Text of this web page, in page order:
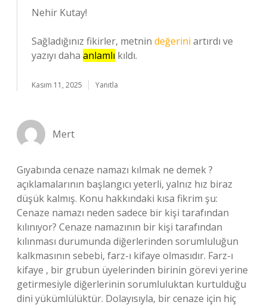
Nehir Kutay!
Sağladığınız fikirler, metnin değerini artırdı ve
yazıyı daha anlamlı kıldı.
Kasım 11, 2025 Yanıtla
Mert
Gıyabında cenaze namazı kılmak ne demek ?
açıklamalarının başlangıcı yeterli, yalnız hız biraz
düşük kalmış. Konu hakkındaki kısa fikrim şu:
Cenaze namazı neden sadece bir kişi tarafından
kılınıyor? Cenaze namazının bir kişi tarafından
kılınması durumunda diğerlerinden sorumluluğun
kalkmasının sebebi, farz-ı kifaye olmasıdır. Farz-ı
kifaye , bir grubun üyelerinden birinin görevi yerine
getirmesiyle diğerlerinin sorumluluktan kurtulduğu
dini yükümlülüktür. Dolayısıyla, bir cenaze için hiç